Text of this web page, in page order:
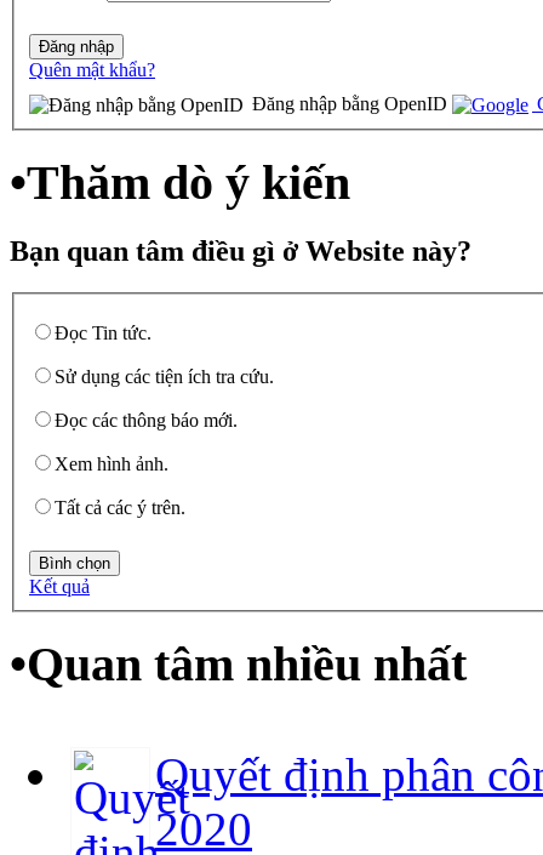
Quên mật khẩu?
Đăng nhập bằng OpenID
•Thăm dò ý kiến
Bạn quan tâm điều gì ở Website này?
Đọc Tin tức.
Sử dụng các tiện ích tra cứu.
Đọc các thông báo mới.
Xem hình ảnh.
Tất cả các ý trên.
Kết quả
•Quan tâm nhiều nhất
Quyết định phân
2020